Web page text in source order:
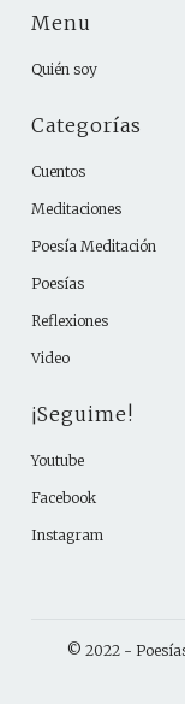
Menu
Quién soy
Categorías
Cuentos
Meditaciones
Poesía Meditación
Poesías
Reflexiones
Video
¡Seguime!
Youtube
Facebook
Instagram
© 2022 -